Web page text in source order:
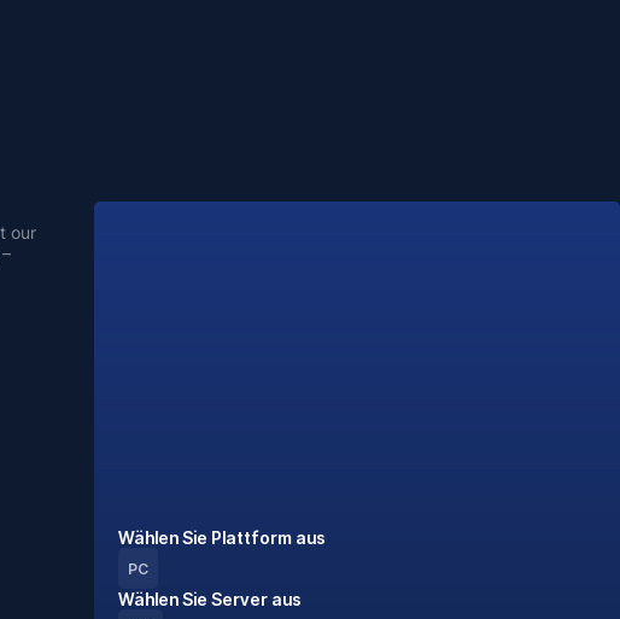
our
Wählen Sie Plattform aus
PC
Wählen Sie Server aus